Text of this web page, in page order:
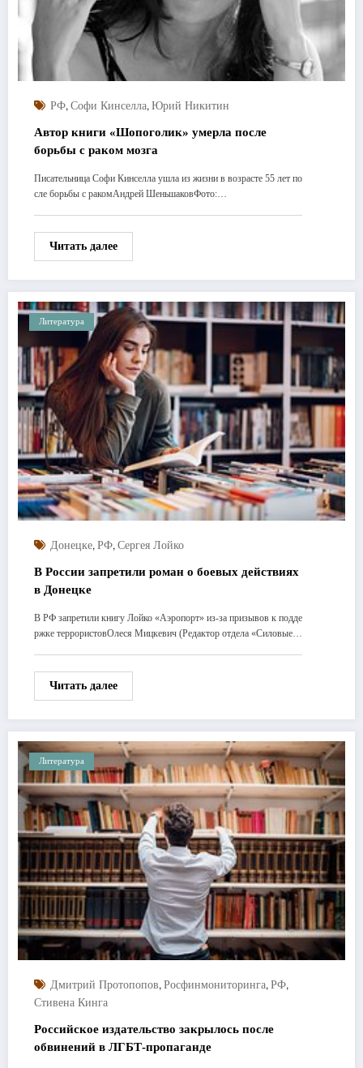
РФ, Софи Кинселла, Юрий Никитин
Автор книги «Шопоголик» умерла после
борьбы с раком мозга
Писательница Софи Кинселла ушла из жизни в возрасте 55 лет по
сле борьбы с ракомАндрей ШеньшаковФото:…
Читать далее
Литература
Донецке, РФ, Сергея Лойко
В России запретили роман о боевых действиях
в Донецке
В РФ запретили книгу Лойко «Аэропорт» из-за призывов к подде
ржке террористовОлеся Мицкевич (Редактор отдела «Силовые…
Читать далее
Литература
Дмитрий Протопопов, Росфинмониторинга, РФ,
Стивена Кинга
Российское издательство закрылось после
обвинений в ЛГБТ-пропаганде